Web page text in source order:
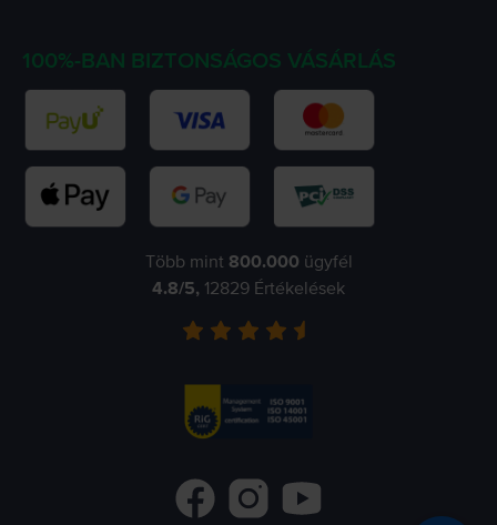
100%-BAN BIZTONSÁGOS VÁSÁRLÁS
Több mint 800.000 ügyfél
4.8/5, 12829 Értékelések